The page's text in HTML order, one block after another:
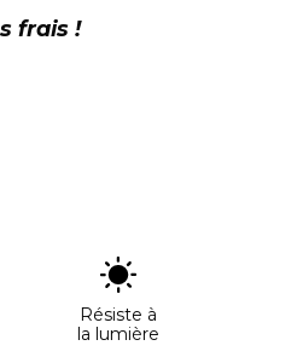
frais !
Résiste à
la lumière